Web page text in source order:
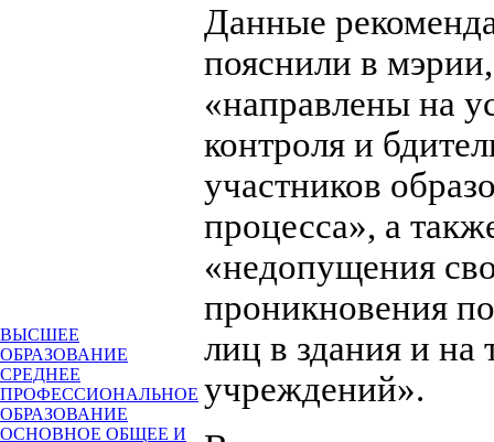
ВЫСШЕЕ
ОБРАЗОВАНИЕ
СРЕДНЕЕ
ПРОФЕССИОНАЛЬНОЕ
ОБРАЗОВАНИЕ
ОСНОВНОЕ ОБЩЕЕ И
Данные
пояснили в мэрии,
«направлены на
контроля и
участников
процесса», а
«недопущения
проникновения
лиц в здания и на
учреждений».